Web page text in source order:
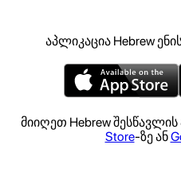
აპლიკაცია Hebrew
მიიღეთ Hebrew შესწავლის
Store-ზე ან